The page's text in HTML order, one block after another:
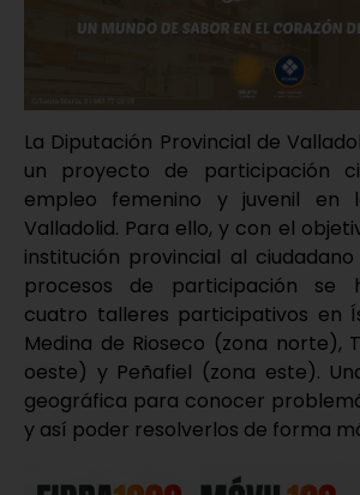
La Diputación Provincial de
un proyecto de participación
empleo femenino y juvenil en
Valladolid. Para ello, y con el
institución provincial al
procesos de participación se
cuatro talleres participativos en
Medina de Rioseco (zona norte),
oeste) y Peñafiel (zona este).
geográfica para conocer
y así poder resolverlos de forma